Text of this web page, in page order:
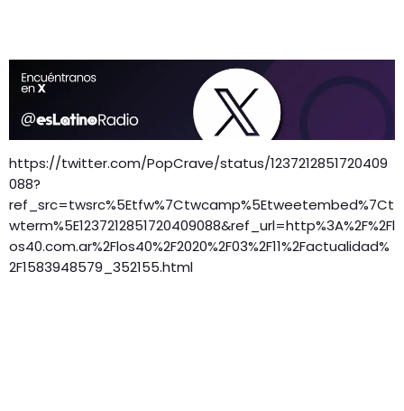
https://twitter.com/PopCrave/status/1237212851720409
088?
ref_src=twsrc%5Etfw%7Ctwcamp%5Etweetembed%7Ct
wterm%5E1237212851720409088&ref_url=http%3A%2F%2Fl
os40.com.ar%2Flos40%2F2020%2F03%2F11%2Factualidad%
2F1583948579_352155.html